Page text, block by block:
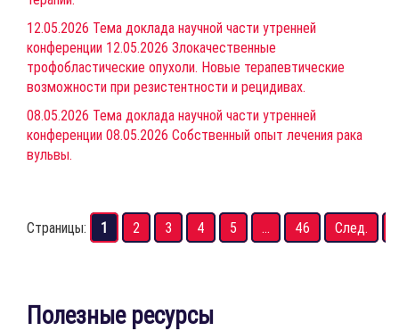
12.05.2026 Тема доклада научной части утренней
конференции 12.05.2026 Злокачественные
трофобластические опухоли. Новые терапевтические
возможности при резистентности и рецидивах.
08.05.2026 Тема доклада научной части утренней
конференции 08.05.2026 Собственный опыт лечения рака
вульвы.
Страницы: 1 2 3 4 5 ... 46 След.
Полезные ресурсы